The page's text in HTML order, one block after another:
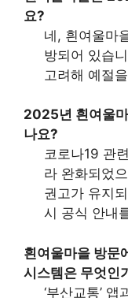
요?
네, 흰여울마
방되어 있습
고려해 예절
2025년 흰여울마
나요?
코로나19 관
라 완화되었
권고가 유지
시 공식 안내
흰여울마을 방문
시스템은 무엇인
‘부산교통’